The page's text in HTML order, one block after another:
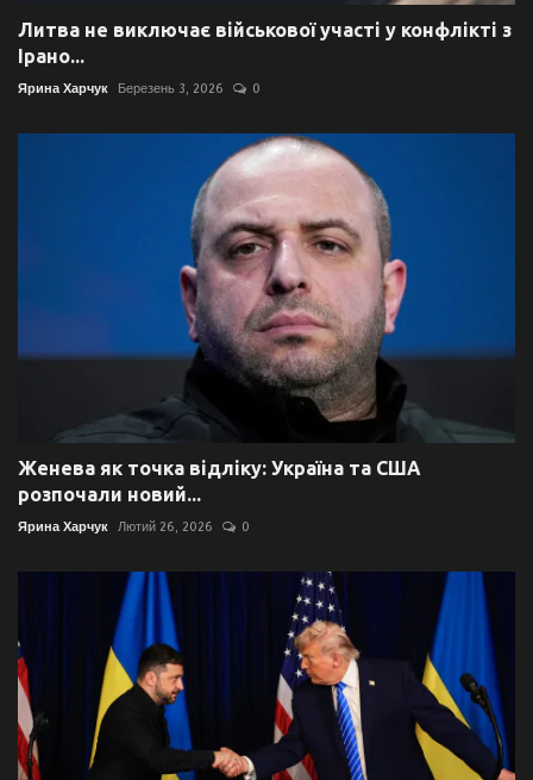
Литва не виключає військової участі у конфлікті з
Ірано...
Ярина Харчук Березень 3, 2026 0
Женева як точка відліку: Україна та США
розпочали новий...
Ярина Харчук Лютий 26, 2026 0